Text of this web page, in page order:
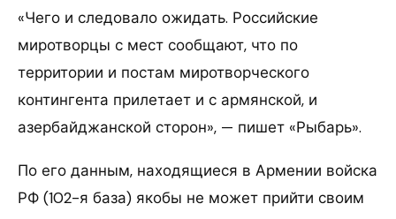
«Чего и следовало ожидать. Российские
миротворцы с мест сообщают, что по
территории и постам миротворческого
контингента прилетает и с армянской, и
азербайджанской сторон», — пишет «Рыбарь».
По его данным, находящиеся в Армении войска
РФ (102-я база) якобы не может прийти своим